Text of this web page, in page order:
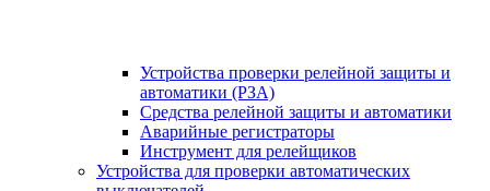
Устройства проверки релейной защиты и
автоматики (РЗА)
Средства релейной защиты и автоматики
Аварийные регистраторы
Инструмент для релейщиков
Устройства для проверки автоматических